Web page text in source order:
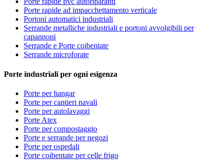
Porte rapide ad impacchettamento verticale
Portoni automatici industriali
Serrande metalliche industriali e portoni avvolgibili per
capannoni
Serrande e Porte coibentate
Serrande microforate
Porte industriali per ogni esigenza
Porte per hangar
Porte per cantieri navali
Porte per autolavaggi
Porte Atex
Porte per compostaggio
Porte e serrande per negozi
Porte per ospedali
Porte coibentate per celle frigo